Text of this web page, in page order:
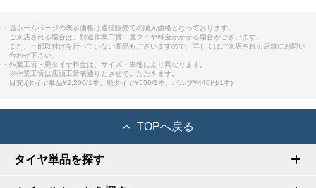
・当ホームページの表示価格は通信販売での購入価格となっております。
ご来店される場合は、別途作業工賃・廃タイヤ料金がかかる場合がございます。
また、一部取付けを行っていない商品もございますので、詳しくはご来店される店舗にお問い
合わせ下さい。
・作業工賃・廃タイヤ料金は、サイズ・車種により異なります。
※作業工賃は店頭工賃表通りとさせていただきます。
目安:(タイヤ単品¥2,200/1本、廃タイヤ¥550/1本、バルブ¥440円/1本)
TOPへ戻る
タイヤ単品を探す